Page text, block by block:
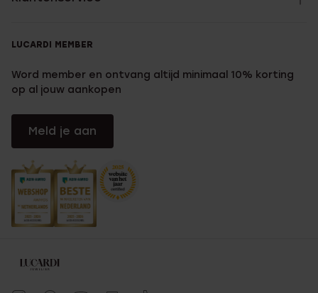
LUCARDI MEMBER
Word member en ontvang altijd minimaal 10% korting
op al jouw aankopen
Meld je aan